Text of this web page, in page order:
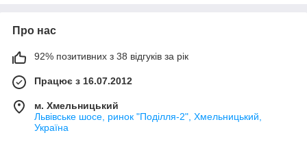
Про нас
92% позитивних з 38 відгуків за рік
Працює з 16.07.2012
м. Хмельницький
Львівське шосе, ринок "Поділля-2", Хмельницький,
Україна